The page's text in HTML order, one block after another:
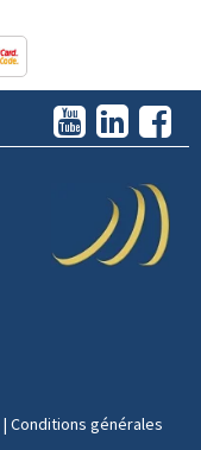
| Conditions générales